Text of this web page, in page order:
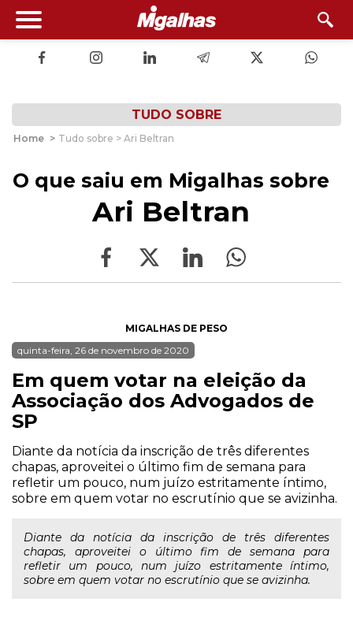
TUDO SOBRE
Home > Tudo sobre > Ari Beltran
O que saiu em Migalhas sobre
Ari Beltran
MIGALHAS DE PESO
quinta-feira, 26 de novembro de 2020
Em quem votar na eleição da
Associação dos Advogados de
SP
Diante da notícia da inscrição de três diferentes
chapas, aproveitei o último fim de semana para
refletir um pouco, num juízo estritamente íntimo,
sobre em quem votar no escrutínio que se avizinha.
Diante da notícia da inscrição de três diferentes
chapas, aproveitei o último fim de semana para
refletir um pouco, num juízo estritamente íntimo,
sobre em quem votar no escrutínio que se avizinha.